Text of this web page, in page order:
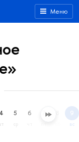
Меню
4 5 6 7 9
вс